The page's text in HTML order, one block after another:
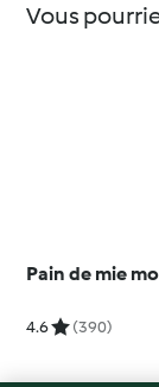
Vous
Pain de mie
4.6 (390)